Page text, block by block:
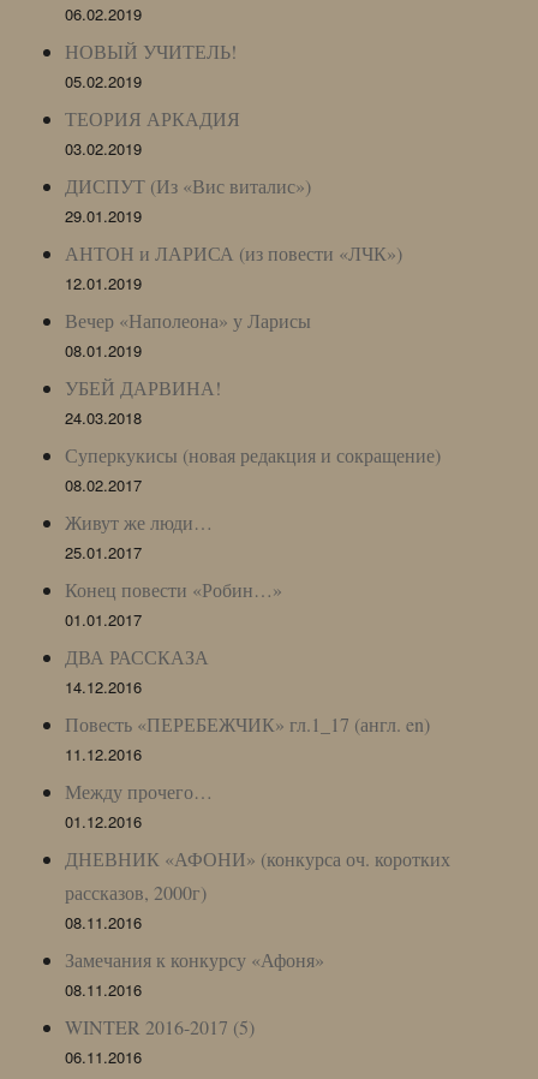
06.02.2019
НОВЫЙ УЧИТЕЛЬ!
05.02.2019
ТЕОРИЯ АРКАДИЯ
03.02.2019
ДИСПУТ (Из «Вис виталис»)
29.01.2019
АНТОН и ЛАРИСА (из повести «ЛЧК»)
12.01.2019
Вечер «Наполеона» у Ларисы
08.01.2019
УБЕЙ ДАРВИНА!
24.03.2018
Суперкукисы (новая редакция и сокращение)
08.02.2017
Живут же люди…
25.01.2017
Конец повести «Робин…»
01.01.2017
ДВА РАССКАЗА
14.12.2016
Повесть «ПЕРЕБЕЖЧИК» гл.1_17 (англ. en)
11.12.2016
Между прочего…
01.12.2016
ДНЕВНИК «АФОНИ» (конкурса оч. коротких
рассказов, 2000г)
08.11.2016
Замечания к конкурсу «Афоня»
08.11.2016
WINTER 2016-2017 (5)
06.11.2016